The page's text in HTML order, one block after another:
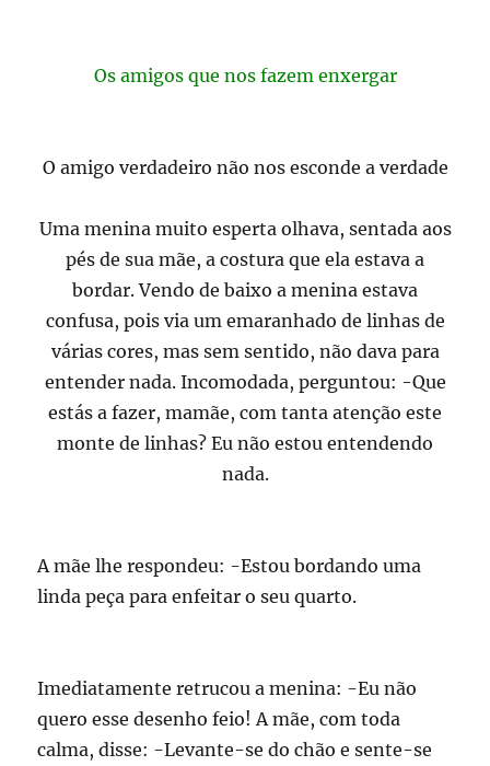
Os amigos que nos fazem enxergar
O amigo verdadeiro não nos esconde a verdade
Uma menina muito esperta olhava, sentada aos
pés de sua mãe, a costura que ela estava a
bordar. Vendo de baixo a menina estava
confusa, pois via um emaranhado de linhas de
várias cores, mas sem sentido, não dava para
entender nada. Incomodada, perguntou: -Que
estás a fazer, mamãe, com tanta atenção este
monte de linhas? Eu não estou entendendo
nada.
A mãe lhe respondeu: -Estou bordando uma
linda peça para enfeitar o seu quarto.
Imediatamente retrucou a menina: -Eu não
quero esse desenho feio! A mãe, com toda
calma, disse: -Levante-se do chão e sente-se